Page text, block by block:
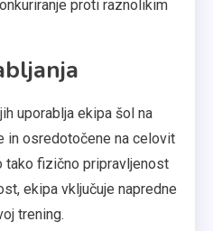
proti raznolikim
uporablja ekipa šol na
in osredotočene na celovit
tako fizično pripravljenost
ekipa vključuje napredne
trening.